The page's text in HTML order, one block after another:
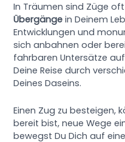
In Träumen sind Züge
Übergänge in Deinem
Entwicklungen und
sich anbahnen oder
fahrbaren Untersätze
Deine Reise durch
Deines Daseins.
Einen Zug zu besteigen,
bereit bist, neue Wege
bewegst Du Dich auf